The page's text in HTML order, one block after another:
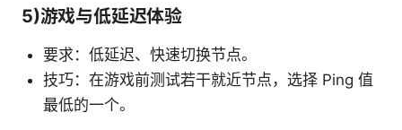
5)游戏与低延迟体验
要求：低延迟、快速切换节点。
技巧：在游戏前测试若干就近节点，选择 Ping 值
最低的一个。